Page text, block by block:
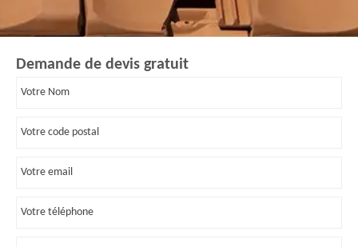
Demande de devis gratuit